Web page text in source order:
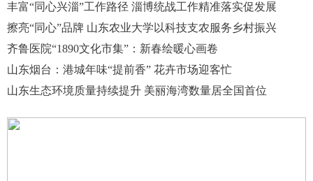
丰富“同心兴淄”工作路径 淄博统战工作精准落实促发展
擦亮“同心”品牌 山东农业大学以科技支农服务乡村振兴
齐鲁医院“1890文化市集”：新春绘暖心画卷
山东烟台：港城年味“提前香” 花卉市场迎客忙
山东生态环境质量持续提升 美丽海湾数量居全国首位